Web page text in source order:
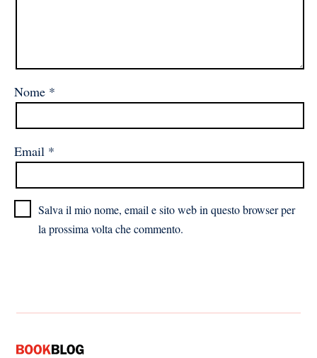
Nome *
Email *
Salva il mio nome, email e sito web in questo browser per
la prossima volta che commento.